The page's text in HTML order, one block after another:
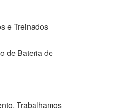
e Treinados
de Bateria de
Trabalhamos